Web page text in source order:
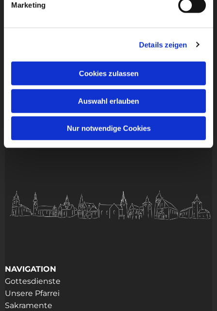
Marketing
Details zeigen
Cookies zulassen
Auswahl erlauben
Nur notwendige Cookies
NAVIGATION
Gottesdienste
Unsere Pfarrei
Sakramente